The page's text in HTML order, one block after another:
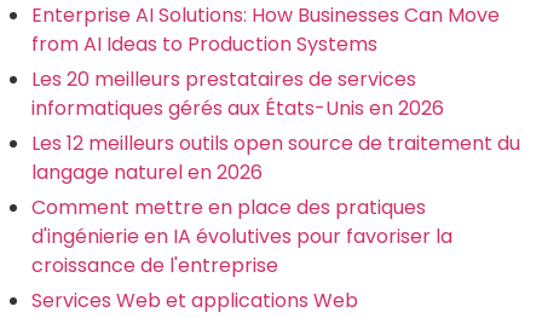
Enterprise AI Solutions: How Businesses Can Move
from AI Ideas to Production Systems
Les 20 meilleurs prestataires de services
informatiques gérés aux États-Unis en 2026
Les 12 meilleurs outils open source de traitement du
langage naturel en 2026
Comment mettre en place des pratiques
d'ingénierie en IA évolutives pour favoriser la
croissance de l'entreprise
Services Web et applications Web